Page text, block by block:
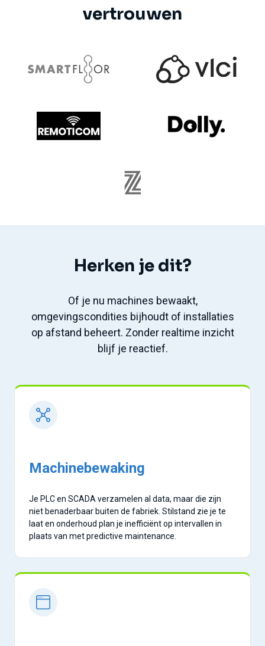
vertrouwen
Herken je dit?
Of je nu machines bewaakt,
omgevingscondities bijhoudt of installaties
op afstand beheert. Zonder realtime inzicht
blijf je reactief.
Machinebewaking
Je PLC en SCADA verzamelen al data, maar die zijn
niet benaderbaar buiten de fabriek. Stilstand zie je te
laat en onderhoud plan je inefficiënt op intervallen in
plaats van met predictive maintenance.